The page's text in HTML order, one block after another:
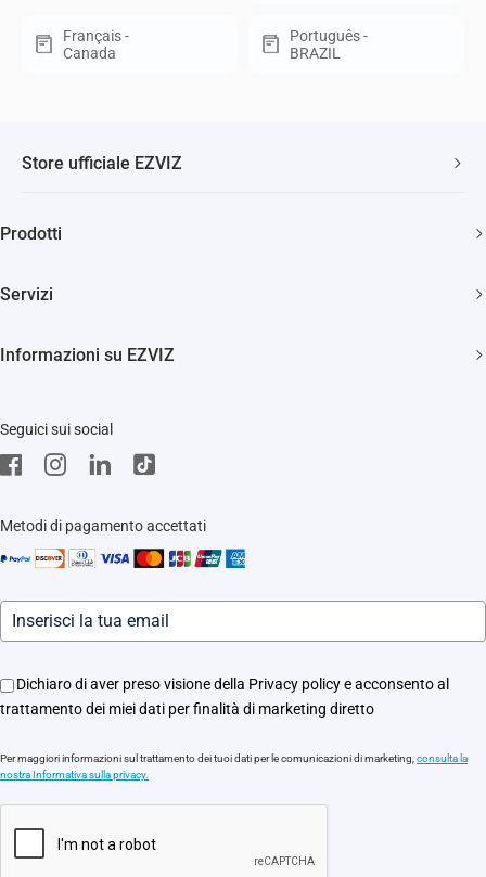
Français -
Canada
Português -
BRAZIL
Store ufficiale EZVIZ
Prodotti
Citofonia e Spioncini
Servizi
Stores
Informazioni legali
Assistenza Motori Apricancello
Informazioni su EZVIZ
EZVIZ Green
EZVIZ CSR
Eventi
Seguici sui social
Metodi di pagamento accettati
Dichiaro di aver preso visione della Privacy policy e acconsento al
trattamento dei miei dati per finalità di marketing diretto
Per maggiori informazioni sul trattamento dei tuoi dati per le comunicazioni di marketing,consulta la
nostra Informativa sulla privacy.